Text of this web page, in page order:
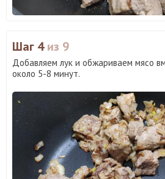
Шаг 4из 9
Добавляем лук и обжариваем мясо
около 5-8 минут.